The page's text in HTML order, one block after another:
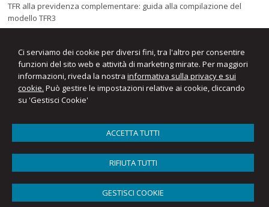
Ci serviamo dei cookie per diversi fini, tra l'altro per consentire
funzioni del sito web e attività di marketing mirate. Per maggiori
informazioni, riveda la nostra informativa sulla privacy e sui
cookie. Può gestire le impostazioni relative ai cookie, cliccando
su 'Gestisci Cookie'
ACCETTA TUTTI
RIFIUTA TUTTI
GESTISCI COOKIE
TFR alla previdenza complementare: guida alla compilazione del
modello TFR3
sanzioni
Vico Mortora, 10 -Piano di Sorrento80063,NA
Tel.0818787207 - 0810126567Fax08119020685